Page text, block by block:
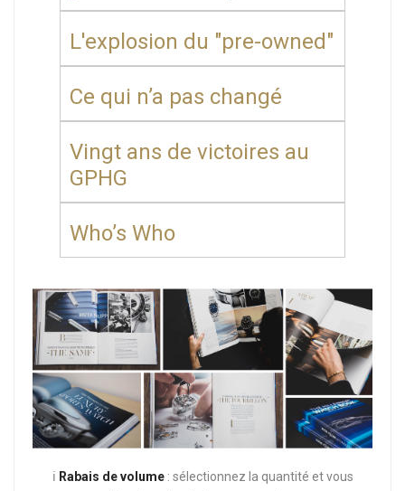
L'explosion du "pre-owned"
Ce qui n’a pas changé
Vingt ans de victoires au
GPHG
Who’s Who
ℹ️ Rabais de volume: sélectionnez la quantité et vous